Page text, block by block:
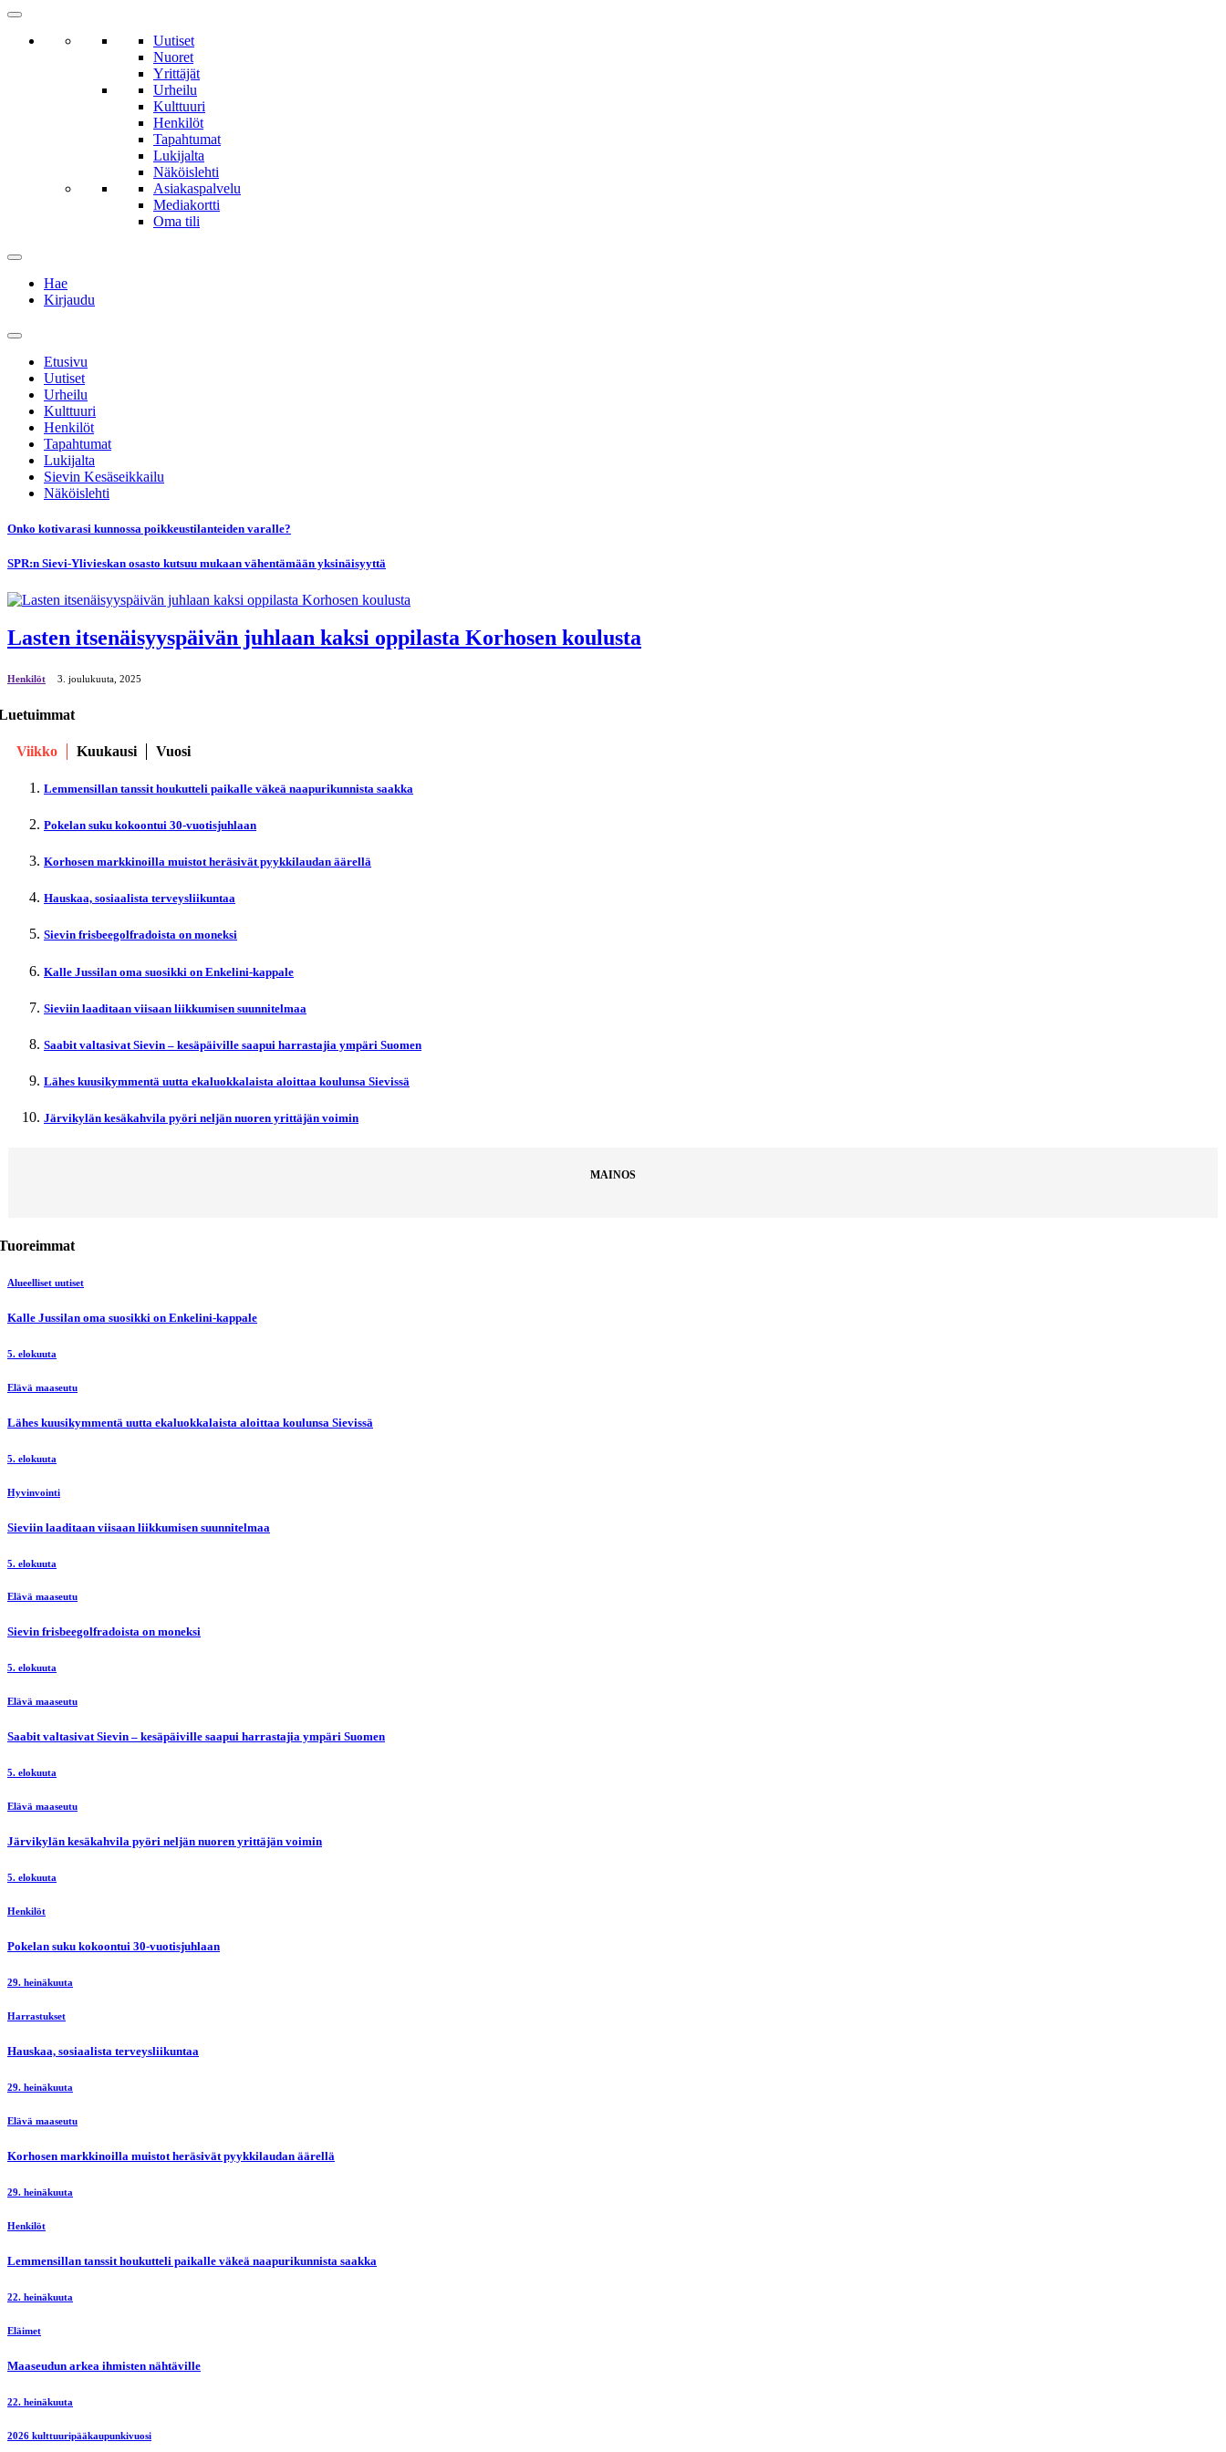
Uutiset
Nuoret
Yrittäjät
Urheilu
Kulttuuri
Henkilöt
Tapahtumat
Lukijalta
Näköislehti
Asiakaspalvelu
Mediakortti
Oma tili
Hae
Kirjaudu
Etusivu
Uutiset
Urheilu
Kulttuuri
Henkilöt
Tapahtumat
Lukijalta
Sievin Kesäseikkailu
Näköislehti
Onko kotivarasi kunnossa poikkeustilanteiden varalle?
SPR:n Sievi-Ylivieskan osasto kutsuu mukaan vähentämään yksinäisyyttä
Lasten itsenäisyyspäivän juhlaan kaksi oppilasta Korhosen koulusta
Henkilöt 3. јoulukuuta, 2025
Viikko Kuukausi Vuosi
Lemmensillan tanssit houkutteli paikalle väkeä naapurikunnista saakka
Pokelan suku kokoontui 30-vuotisjuhlaan
Korhosen markkinoilla muistot heräsivät pyykkilaudan äärellä
Hauskaa, sosiaalista terveysliikuntaa
Sievin frisbeegolfradoista on moneksi
Kalle Jussilan oma suosikki on Enkelini-kappale
Sieviin laaditaan viisaan liikkumisen suunnitelmaa
Saabit valtasivat Sievin – kesäpäiville saapui harrastajia ympäri Suomen
Lähes kuusikymmentä uutta ekaluokkalaista aloittaa koulunsa Sievissä
Järvikylän kesäkahvila pyöri neljän nuoren yrittäjän voimin
MAINOS
Alueelliset uutiset
Kalle Jussilan oma suosikki on Enkelini-kappale
5. elokuuta
Elävä maaseutu
Lähes kuusikymmentä uutta ekaluokkalaista aloittaa koulunsa Sievissä
5. elokuuta
Hyvinvointi
Sieviin laaditaan viisaan liikkumisen suunnitelmaa
5. elokuuta
Elävä maaseutu
Sievin frisbeegolfradoista on moneksi
5. elokuuta
Elävä maaseutu
Saabit valtasivat Sievin – kesäpäiville saapui harrastajia ympäri Suomen
5. elokuuta
Elävä maaseutu
Järvikylän kesäkahvila pyöri neljän nuoren yrittäjän voimin
5. elokuuta
Henkilöt
Pokelan suku kokoontui 30-vuotisjuhlaan
29. heinäkuuta
Harrastukset
Hauskaa, sosiaalista terveysliikuntaa
29. heinäkuuta
Elävä maaseutu
Korhosen markkinoilla muistot heräsivät pyykkilaudan äärellä
29. heinäkuuta
Henkilöt
Lemmensillan tanssit houkutteli paikalle väkeä naapurikunnista saakka
22. heinäkuuta
Eläimet
Maaseudun arkea ihmisten nähtäville
22. heinäkuuta
2026 kulttuuripääkaupunkivuosi